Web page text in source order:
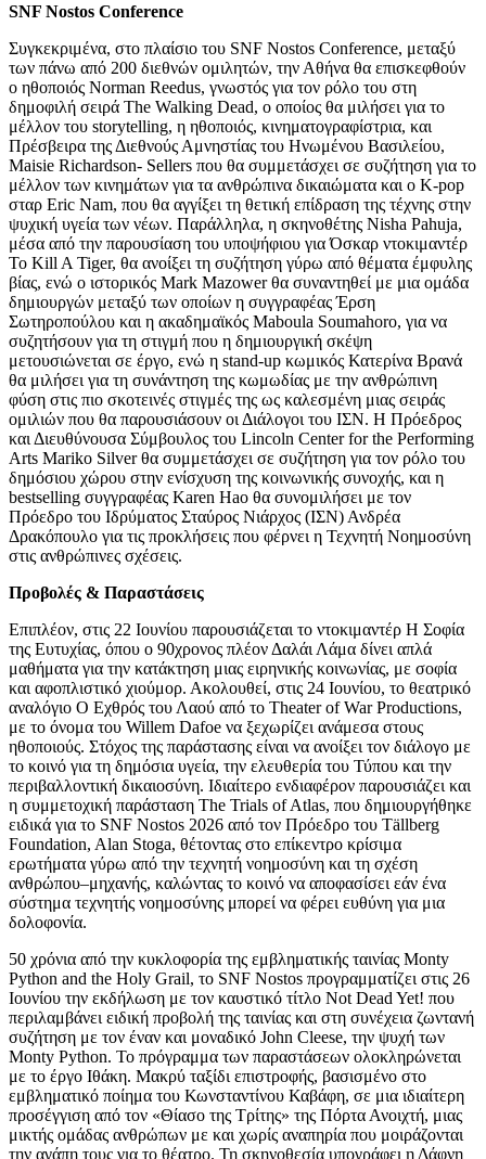
SNF Nostos Conference
Συγκεκριμένα, στο πλαίσιο του SNF Nostos Conference, μεταξύ
των πάνω από 200 διεθνών ομιλητών, την Αθήνα θα επισκεφθούν
ο ηθοποιός Norman Reedus, γνωστός για τον ρόλο του στη
δημοφιλή σειρά The Walking Dead, ο οποίος θα μιλήσει για το
μέλλον του storytelling, η ηθοποιός, κινηματογραφίστρια, και
Πρέσβειρα της Διεθνούς Αμνηστίας του Ηνωμένου Βασιλείου,
Maisie Richardson- Sellers που θα συμμετάσχει σε συζήτηση για το
μέλλον των κινημάτων για τα ανθρώπινα δικαιώματα και ο K-pop
σταρ Eric Nam, που θα αγγίξει τη θετική επίδραση της τέχνης στην
ψυχική υγεία των νέων. Παράλληλα, η σκηνοθέτης Nisha Pahuja,
μέσα από την παρουσίαση του υποψήφιου για Όσκαρ ντοκιμαντέρ
To Kill A Tiger, θα ανοίξει τη συζήτηση γύρω από θέματα έμφυλης
βίας, ενώ ο ιστορικός Mark Mazower θα συναντηθεί με μια ομάδα
δημιουργών μεταξύ των οποίων η συγγραφέας Έρση
Σωτηροπούλου και η ακαδημαϊκός Maboula Soumahoro, για να
συζητήσουν για τη στιγμή που η δημιουργική σκέψη
μετουσιώνεται σε έργο, ενώ η stand-up κωμικός Κατερίνα Βρανά
θα μιλήσει για τη συνάντηση της κωμωδίας με την ανθρώπινη
φύση στις πιο σκοτεινές στιγμές της ως καλεσμένη μιας σειράς
ομιλιών που θα παρουσιάσουν οι Διάλογοι του ΙΣΝ. Η Πρόεδρος
και Διευθύνουσα Σύμβουλος του Lincoln Center for the Performing
Arts Mariko Silver θα συμμετάσχει σε συζήτηση για τον ρόλο του
δημόσιου χώρου στην ενίσχυση της κοινωνικής συνοχής, και η
bestselling συγγραφέας Karen Hao θα συνομιλήσει με τον
Πρόεδρο του Ιδρύματος Σταύρος Νιάρχος (ΙΣΝ) Ανδρέα
Δρακόπουλo για τις προκλήσεις που φέρνει η Τεχνητή Νοημοσύνη
στις ανθρώπινες σχέσεις.
Προβολές & Παραστάσεις
Επιπλέον, στις 22 Ιουνίου παρουσιάζεται το ντοκιμαντέρ Η Σοφία
της Ευτυχίας, όπου ο 90χρονος πλέον Δαλάι Λάμα δίνει απλά
μαθήματα για την κατάκτηση μιας ειρηνικής κοινωνίας, με σοφία
και αφοπλιστικό χιούμορ. Ακολουθεί, στις 24 Ιουνίου, το θεατρικό
αναλόγιο Ο Εχθρός του Λαού από το Theater of War Productions,
με το όνομα του Willem Dafoe να ξεχωρίζει ανάμεσα στους
ηθοποιούς. Στόχος της παράστασης είναι να ανοίξει τον διάλογο με
το κοινό για τη δημόσια υγεία, την ελευθερία του Τύπου και την
περιβαλλοντική δικαιοσύνη. Ιδιαίτερο ενδιαφέρον παρουσιάζει και
η συμμετοχική παράσταση The Trials of Atlas, που δημιουργήθηκε
ειδικά για το SNF Nostos 2026 από τον Πρόεδρο του Tällberg
Foundation, Alan Stoga, θέτοντας στο επίκεντρο κρίσιμα
ερωτήματα γύρω από την τεχνητή νοημοσύνη και τη σχέση
ανθρώπου–μηχανής, καλώντας το κοινό να αποφασίσει εάν ένα
σύστημα τεχνητής νοημοσύνης μπορεί να φέρει ευθύνη για μια
δολοφονία.
50 χρόνια από την κυκλοφορία της εμβληματικής ταινίας Monty
Python and the Holy Grail, το SNF Nostos προγραμματίζει στις 26
Ιουνίου την εκδήλωση με τον καυστικό τίτλο Not Dead Yet! που
περιλαμβάνει ειδική προβολή της ταινίας και στη συνέχεια ζωντανή
συζήτηση με τον έναν και μοναδικό John Cleese, την ψυχή των
Monty Python. Το πρόγραμμα των παραστάσεων ολοκληρώνεται
με το έργο Ιθάκη. Μακρύ ταξίδι επιστροφής, βασισμένο στο
εμβληματικό ποίημα του Κωνσταντίνου Καβάφη, σε μια ιδιαίτερη
προσέγγιση από τον «Θίασο της Τρίτης» της Πόρτα Ανοιχτή, μιας
μικτής ομάδας ανθρώπων με και χωρίς αναπηρία που μοιράζονται
την αγάπη τους για το θέατρο. Τη σκηνοθεσία υπογράφει η Δάφνη